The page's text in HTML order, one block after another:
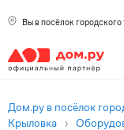
Вы в посёлок
Дом.ру в посёлок
Крыловка ›